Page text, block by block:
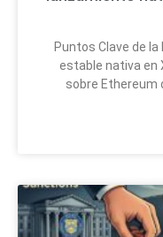
Puntos Clave de
estable nativa en
sobre Ethereum